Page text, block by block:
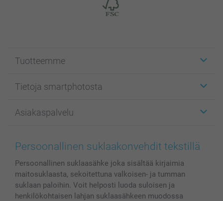
Tuotteemme
Kuvakortit
Kuvakirjat
Valokuvat, Julisteet & Taskukirjat
MyNameBook
Kuvakalenterit & Päivyrit
Valokuvakehykset & Lisätarvikkeet
Tietoja smartphotosta
Affiliate ohjelma
Evästekäytäntö
Ehdot/takuut
Investor Relations
Asiakaspalvelu
100% tyytyväisyystakuu
Hinnat & maksutavat
Tilausten tila
Persoonallinen suklaakonvehdit tekstillä
Persoonallinen suklaasähke joka sisältää kirjaimia
maitosuklaasta, sekoitettuna valkoisen- ja tumman
suklaan paloihin. Voit helposti luoda suloisen ja
henkilökohtaisen lahjan suklaasähkeen muodossa